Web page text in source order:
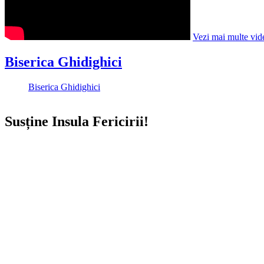
Vezi mai multe
Biserica Ghidighici
Biserica Ghidighici
Susține Insula Fericirii!